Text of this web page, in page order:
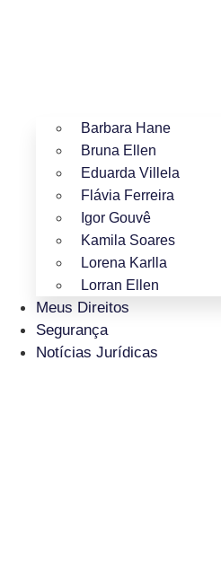
Barbara Hane
Bruna Ellen
Eduarda Villela
Flávia Ferreira
Igor Gouvê
Kamila Soares
Lorena Karlla
Lorran Ellen
Meus Direitos
Segurança
Notícias Jurídicas